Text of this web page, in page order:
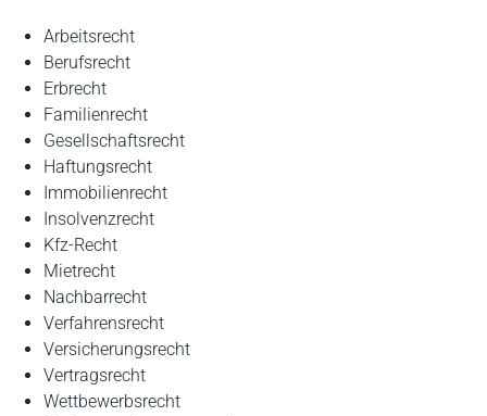
Arbeitsrecht
Berufsrecht
Erbrecht
Familienrecht
Gesellschaftsrecht
Haftungsrecht
Immobilienrecht
Insolvenzrecht
Kfz-Recht
Mietrecht
Nachbarrecht
Verfahrensrecht
Versicherungsrecht
Vertragsrecht
Wettbewerbsrecht